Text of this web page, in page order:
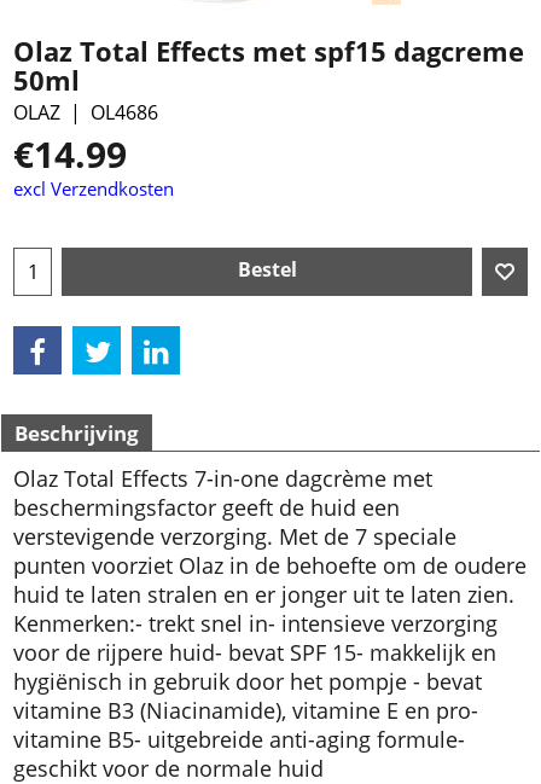
Olaz Total Effects met spf15 dagcreme
50ml
OLAZ OL4686
€14.99
excl Verzendkosten
Bestel
Beschrijving
Olaz Total Effects 7-in-one dagcrème met
beschermingsfactor geeft de huid een
verstevigende verzorging. Met de 7 speciale
punten voorziet Olaz in de behoefte om de oudere
huid te laten stralen en er jonger uit te laten zien.
Kenmerken:- trekt snel in- intensieve verzorging
voor de rijpere huid- bevat SPF 15- makkelijk en
hygiënisch in gebruik door het pompje - bevat
vitamine B3 (Niacinamide), vitamine E en pro-
vitamine B5- uitgebreide anti-aging formule-
geschikt voor de normale huid